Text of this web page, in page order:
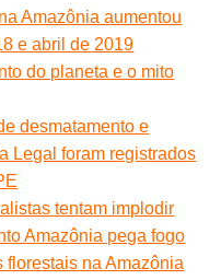
Amazônia aumentou
e abril de 2019
do planeta e o mito
desmatamento e
Legal foram registrados
tentam implodir
Amazônia pega fogo
na Amazônia